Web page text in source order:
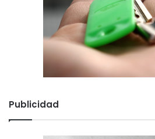
Publicidad